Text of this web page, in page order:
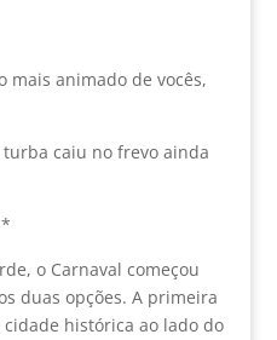
mais animado de vocês,
caiu no frevo ainda
*
o Carnaval começou
duas opções. A primeira
histórica ao lado do